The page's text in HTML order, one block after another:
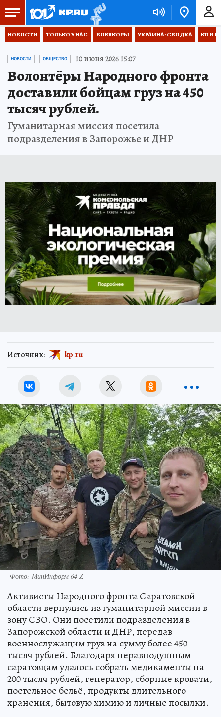
НОВОСТИ ТОЛЬКО У НАС ВОЕНКОРЫ УКРАИНА: СВОДКА КП В
НОВОСТИ ОБЩЕСТВО 10 июня 2026 15:07
Волонтёры Народного фронта
доставили бойцам груз на 450
тысяч рублей.
Гуманитарная миссия посетила
подразделения в Запорожье и ДНР
Источник: kp.ru
Фото: МинИнформ 64 Z
Активисты Народного фронта Саратовской
области вернулись из гуманитарной миссии в
зону СВО. Они посетили подразделения в
Запорожской области и ДНР, передав
военнослужащим груз на сумму более 450
тысяч рублей. Благодаря неравнодушным
саратовцам удалось собрать медикаменты на
200 тысяч рублей, генератор, сборные кровати,
постельное бельё, продукты длительного
хранения, бытовую химию и личные посылки.